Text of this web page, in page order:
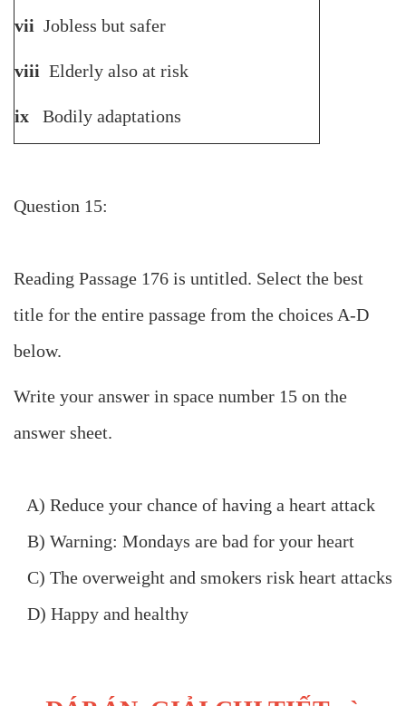
vii Jobless but safer
viii Elderly also at risk
ix Bodily adaptations
Question 15:
Reading Passage 176 is untitled. Select the best
title for the entire passage from the choices A-D
below.
Write your answer in space number 15 on the
answer sheet.
A) Reduce your chance of having a heart attack
B) Warning: Mondays are bad for your heart
C) The overweight and smokers risk heart attacks
D) Happy and healthy